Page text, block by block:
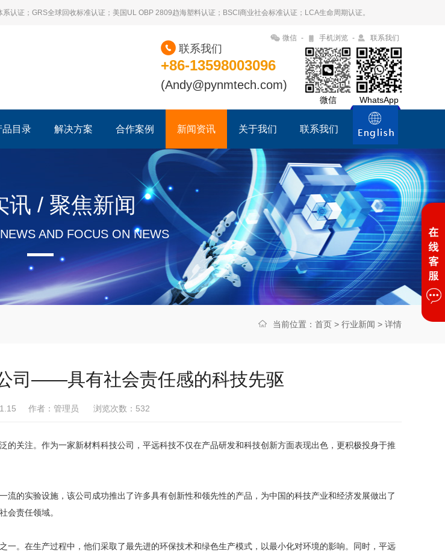
证；GRS全球回收标准认证；美国UL OBP 2809趋海塑料认证；BSCI商业社会标准认证；LCA生命周期认证。
微信 - 手机浏览 - 联系我们
+86-13598003096
(Andy@pynmtech.com)
联系我们
微信 WhatsApp
品目录 解决方案 合作案例 新闻资讯 关于我们 联系我们
讯 / 聚焦新闻
AND FOCUS ON NEWS
当前位置： 首页 > 行业新闻 > 详情
司——具有社会责任感的科技先驱
作者：管理员 浏览次数： 532
关注。作为一家新材料科技公司，平远科技不仅在产品研发和科技创新方面表现出色，更积极投身于推
的实验设施，该公司成功推出了许多具有创新性和领先性的产品，为中国的科技产业和经济发展做出了
会责任领域。
。在生产过程中，他们采取了最先进的环保技术和绿色生产模式，以最小化对环境的影响。同时，平远